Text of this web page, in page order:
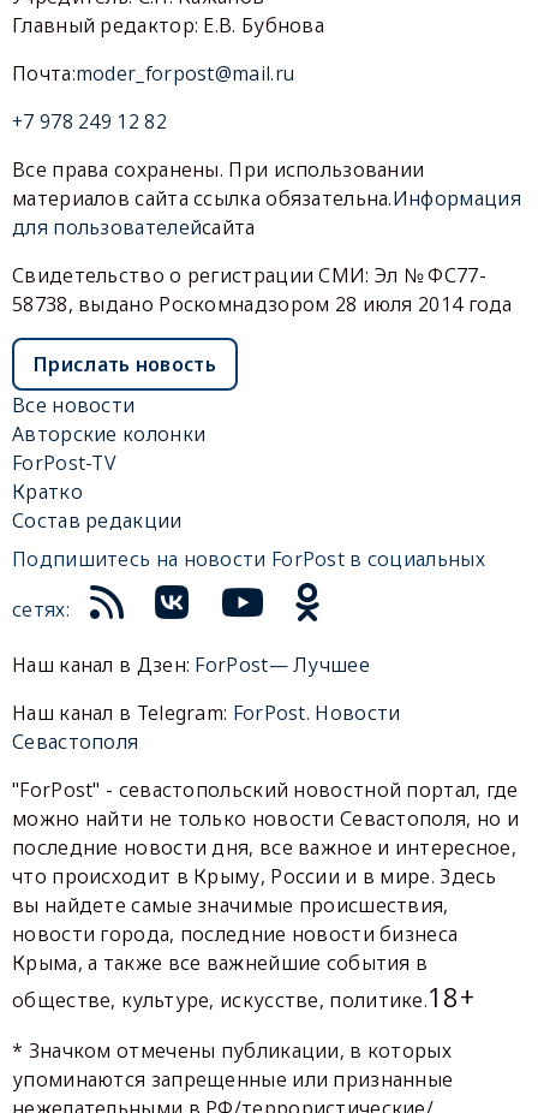
Главный редактор: Е.В. Бубнова
Почта:moder_forpost@mail.ru
+7 978 249 12 82
Все права сохранены. При использовании
материалов сайта ссылка обязательна.Информация
для пользователейсайта
Свидетельство о регистрации СМИ: Эл № ФС77-
58738, выдано Роскомнадзором 28 июля 2014 года
Прислать новость
Все новости
Авторские колонки
ForPost-TV
Кратко
Состав редакции
Подпишитесь на новости ForPost в социальных
сетях:
Наш канал в Дзен: ForPost— Лучшее
Наш канал в Telegram: ForPost. Новости
Севастополя
"ForPost" - севастопольский новостной портал, где
можно найти не только новости Севастополя, но и
последние новости дня, все важное и интересное,
что происходит в Крыму, России и в мире. Здесь
вы найдете самые значимые происшествия,
новости города, последние новости бизнеса
Крыма, а также все важнейшие события в
обществе, культуре, искусстве, политике.18+
* Значком отмечены публикации, в которых
упоминаются запрещенные или признанные